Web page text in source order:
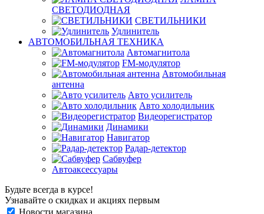
СВЕТОДИОДНАЯ
СВЕТИЛЬНИКИ
Удлинитель
АВТОМОБИЛЬНАЯ ТЕХНИКА
Автомагнитола
FM-модулятор
Автомобильная
антенна
Авто усилитель
Авто холодильник
Видеорегистратор
Динамики
Навигатор
Радар-детектор
Сабвуфер
Автоаксессуары
Будьте всегда в курсе!
Узнавайте о скидках и акциях первым
Новости магазина